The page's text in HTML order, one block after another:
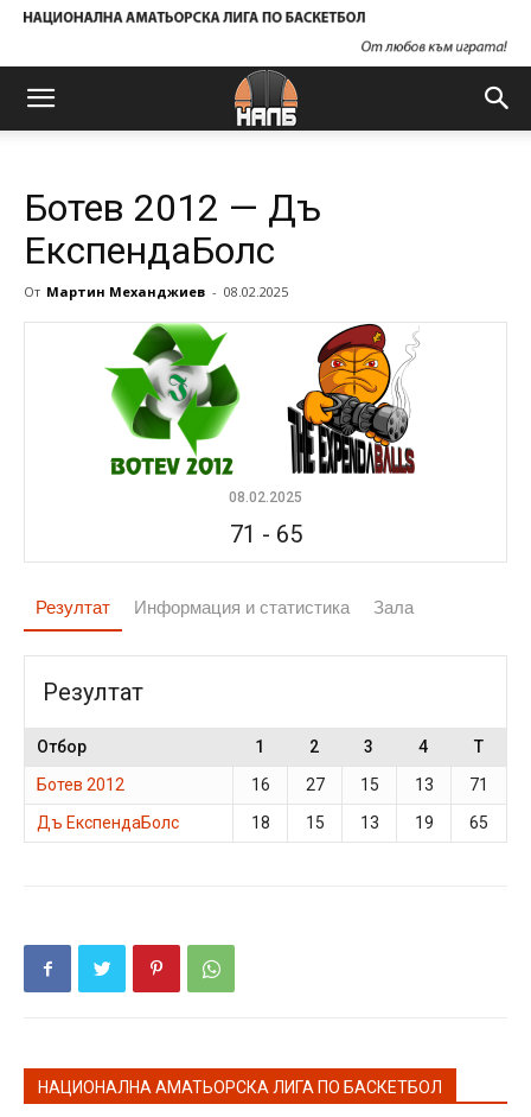
Ботев 2012 — Дъ
ЕкспендаБолс
От Мартин Механджиев - 08.02.2025
08.02.2025
71 - 65
Резултат Информация и статистика Зала
Резултат
Отбор 1 2 3 4
T
Ботев 2012
16 27 15 13
71
Дъ ЕкспендаБолс
18 15 13 19 65
НАЦИОНАЛНА АМАТЬОРСКА ЛИГА ПО БАСКЕТБОЛ